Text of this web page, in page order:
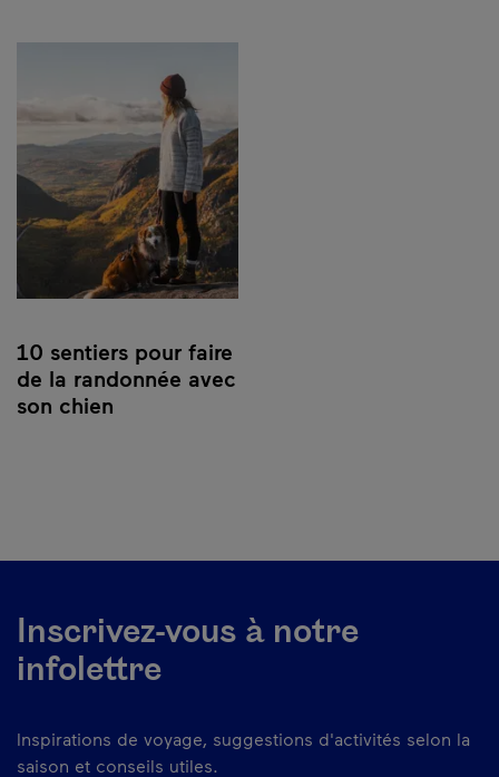
10 sentiers pour faire
de la randonnée avec
son chien
Inscrivez-vous à notre
infolettre
Inspirations de voyage, suggestions d'activités selon la
saison et conseils utiles.